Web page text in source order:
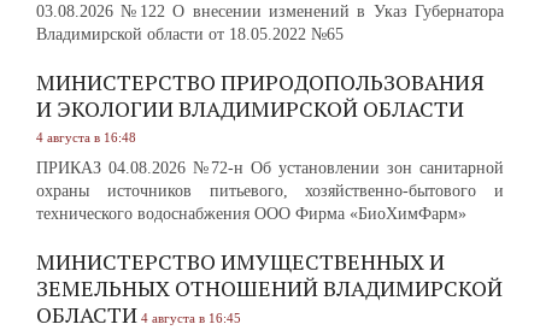
03.08.2026 №122 О внесении изменений в Указ Губернатора
Владимирской области от 18.05.2022 №65
МИНИСТЕРСТВО ПРИРОДОПОЛЬЗОВАНИЯ
И ЭКОЛОГИИ ВЛАДИМИРСКОЙ ОБЛАСТИ
4 августа в 16:48
ПРИКАЗ 04.08.2026 №72-н Об установлении зон санитарной
охраны источников питьевого, хозяйственно-бытового и
технического водоснабжения ООО Фирма «БиоХимФарм»
МИНИСТЕРСТВО ИМУЩЕСТВЕННЫХ И
ЗЕМЕЛЬНЫХ ОТНОШЕНИЙ ВЛАДИМИРСКОЙ
ОБЛАСТИ 4 августа в 16:45